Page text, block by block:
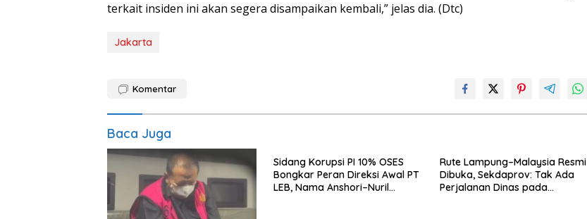
terkait insiden ini akan segera disampaikan kembali,” jelas dia. (Dtc)
Jakarta
Komentar
Baca Juga
Sidang Korupsi PI 10% OSES
Bongkar Peran Direksi Awal PT
LEB, Nama Anshori–Nuril
Rute Lampung–Malaysia Resmi
Dibuka, Sekdaprov: Tak Ada
Perjalanan Dinas pada